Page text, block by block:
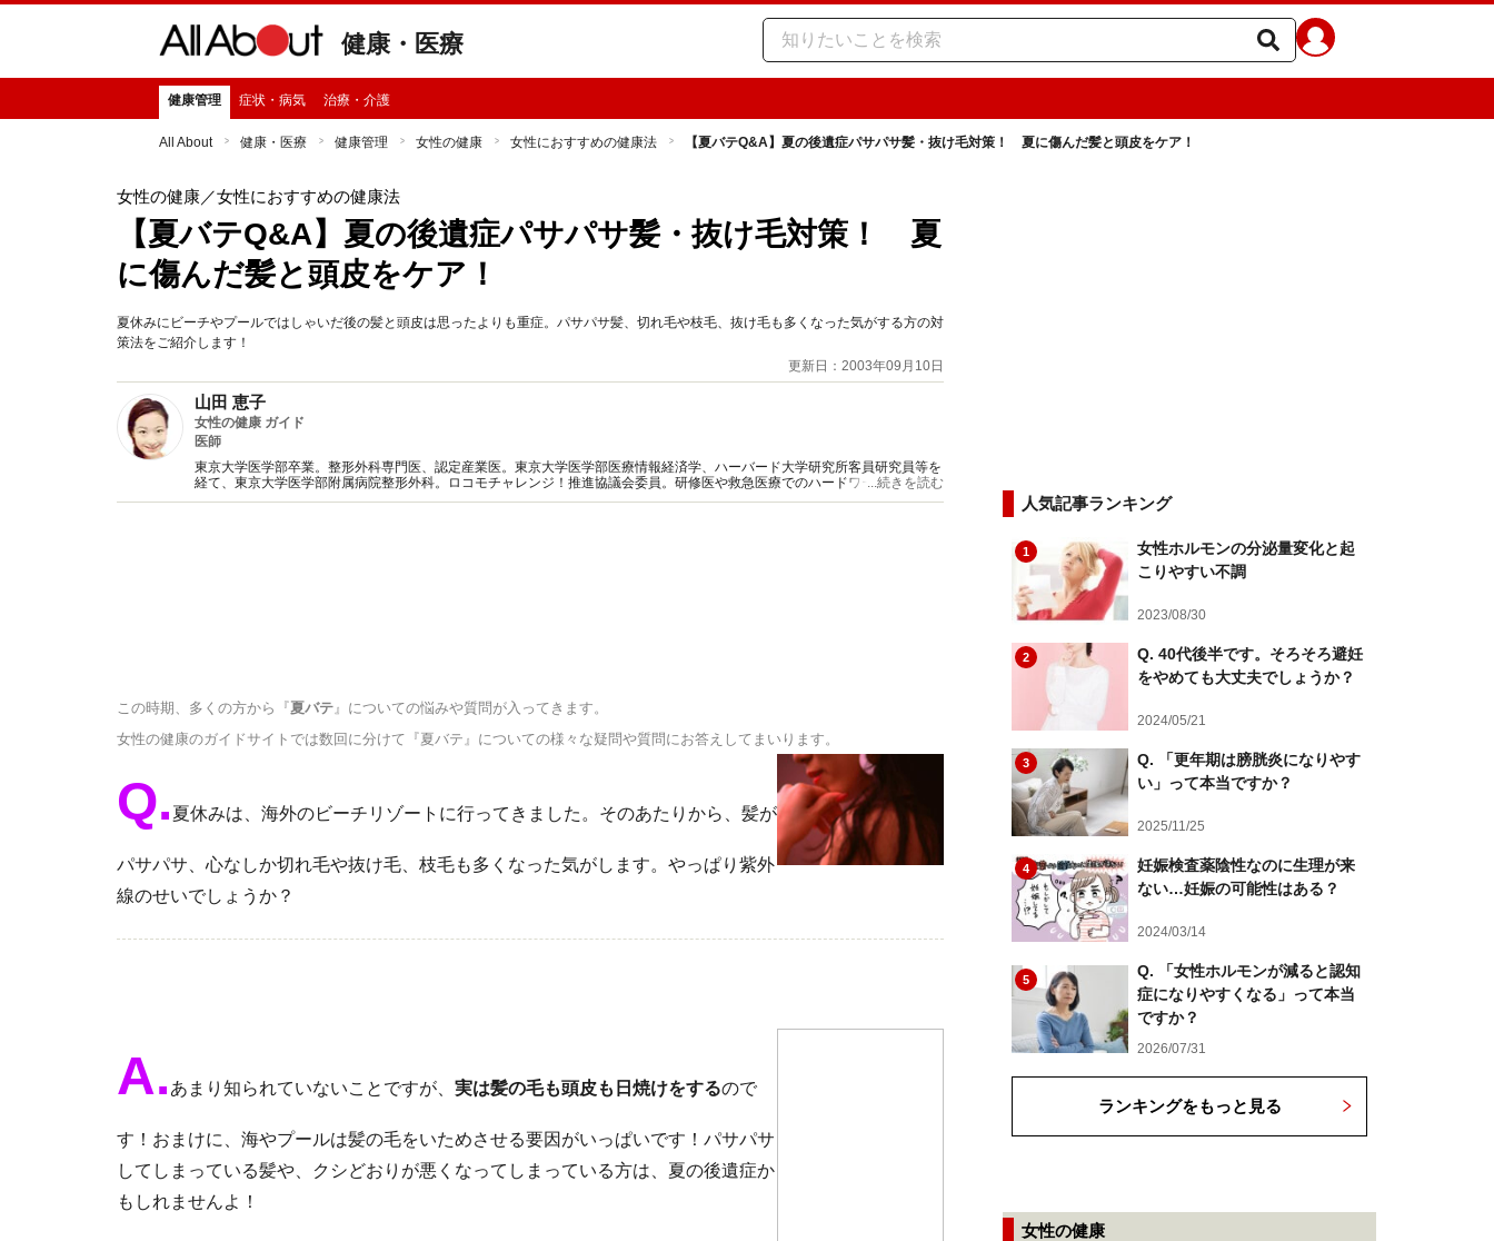
健康・医療
健康管理 症状・病気 治療・介護
All About 健康・医療 健康管理 女性の健康 女性におすすめの健康法 【夏バテQ&A】夏の後遺症パサパサ髪・抜け毛対策！ 夏に傷んだ髪と頭皮をケア！
女性の健康／女性におすすめの健康法
【夏バテQ&A】夏の後遺症パサパサ髪・抜け毛対策！ 夏
に傷んだ髪と頭皮をケア！
夏休みにビーチやプールではしゃいだ後の髪と頭皮は思ったよりも重症。パサパサ髪、切れ毛や枝毛、抜け毛も多くなった気がする方の対
策法をご紹介します！
更新日：2003年09月10日
山田 恵子
女性の健康 ガイド
医師
東京大学医学部卒業。整形外科専門医、認定産業医。東京大学医学部医療情報経済学、ハーバード大学研究所客員研究員等を
経て、東京大学医学部附属病院整形外科。ロコモチャレンジ！推進協議会委員。研修医や救急医療でのハードワークで体を壊
してしまった経験を含め、現代社会で頑張る女性に役立つ健康情報をお届けします。
...続きを読む
この時期、多くの方から『夏バテ』についての悩みや質問が入ってきます。
女性の健康のガイドサイトでは数回に分けて『夏バテ』についての様々な疑問や質問にお答えしてまいります。
Q. 夏休みは、海外のビーチリゾートに行ってきました。そのあたりから、髪が
パサパサ、心なしか切れ毛や抜け毛、枝毛も多くなった気がします。やっぱり紫外
線のせいでしょうか？
A. あまり知られていないことですが、 実は髪の毛も頭皮も日焼けをするので
す！おまけに、海やプールは髪の毛をいためさせる要因がいっぱいです！パサパサ
してしまっている髪や、クシどおりが悪くなってしまっている方は、夏の後遺症か
もしれませんよ！
人気記事ランキング
1
女性ホルモンの分泌量変化と起
こりやすい不調
2023/08/30
2
Q. 40代後半です。そろそろ避妊
をやめても大丈夫でしょうか？
2024/05/21
3
Q. 「更年期は膀胱炎になりやす
い」って本当ですか？
2025/11/25
4
妊娠検査薬陰性なのに生理が来
ない…妊娠の可能性はある？
2024/03/14
5
Q. 「女性ホルモンが減ると認知
症になりやすくなる」って本当
ですか？
2026/07/31
ランキングをもっと見る
女性の健康